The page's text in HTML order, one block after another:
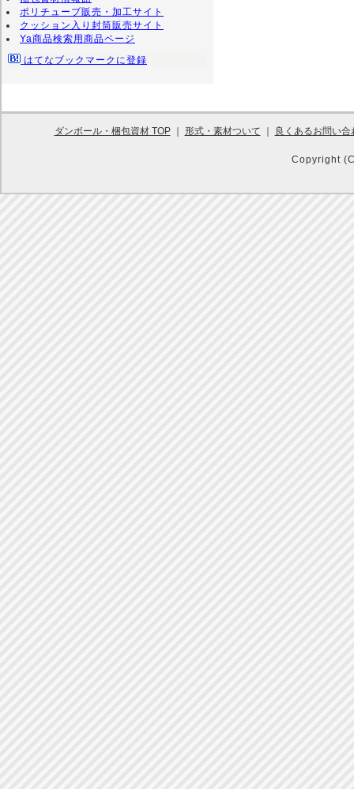
ポリチューブ販売・加工サイト
クッション入り封筒販売サイト
Ya商品検索用商品ページ
はてなブックマークに登録
ダンボール・梱包資材 TOP｜ 形式・素材ついて 良くあるお問い合
Copyright